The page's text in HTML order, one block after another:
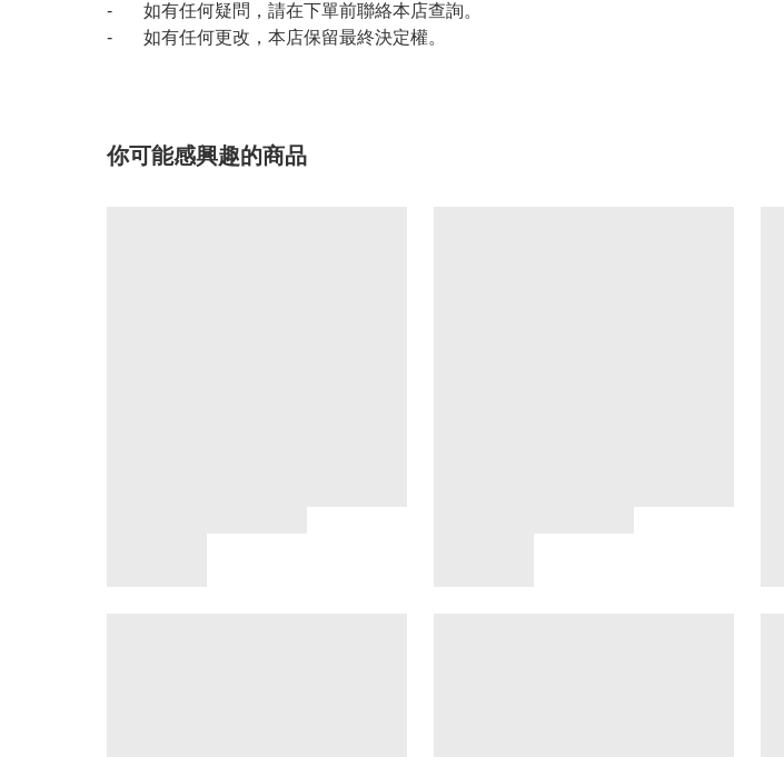
- 如有任何疑問，請在下單前聯絡本店查詢。
- 如有任何更改，本店保留最終決定權。
你可能感興趣的商品